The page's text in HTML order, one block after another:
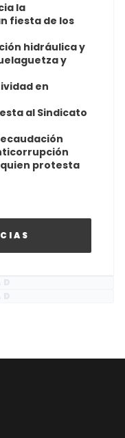
la
fiesta de los
hidráulica y
y
en
al Sindicato
quien protesta